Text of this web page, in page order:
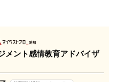
メント感情教育アドバイザ